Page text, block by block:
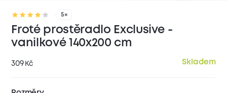
5×
Froté prostěradlo Exclusive -
vanilkové 140x200 cm
309 Kč Skladem